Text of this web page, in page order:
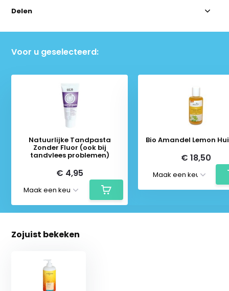
Delen
Voor u geselecteerd:
Natuurlijke Tandpasta
Zonder Fluor (ook bij
tandvlees problemen)
€ 4,95
Bio Amandel Lemon
€ 18,50
Zojuist bekeken